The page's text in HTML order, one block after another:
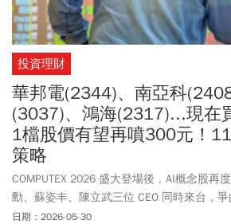
投資理財
華邦電(2344)、南亞科
(3037)、鴻海(2317)...現在
1檔股價有望再噴300元！
策略
COMPUTEX 2026 盛大登場後，AI概念股再
勳、蘇姿丰、陳立武三位 CEO 同時來台，
積電的CoWoS產能、ODM 的整櫃系統製造
日期：2026-05-30